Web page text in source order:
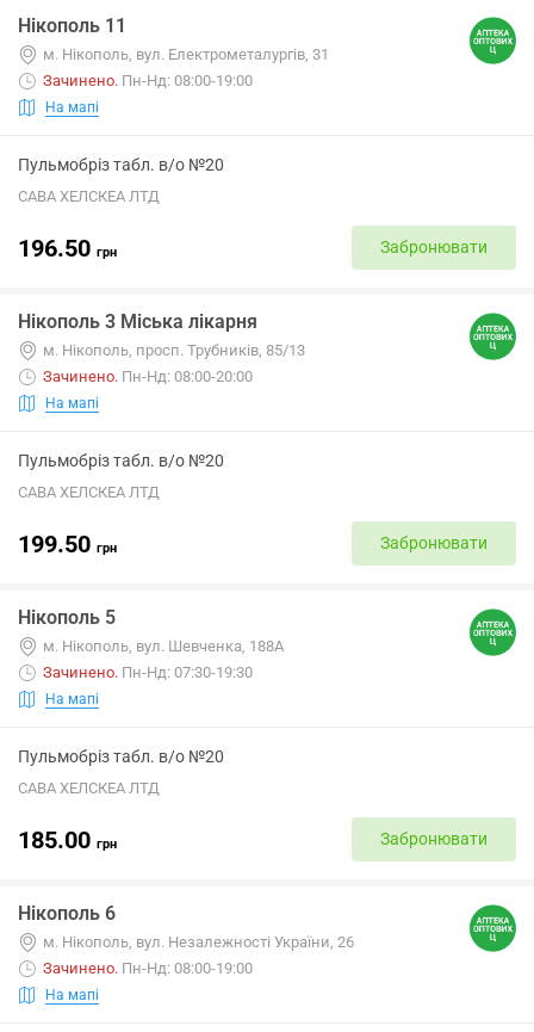
Нікополь 11
м. Нікополь, вул. Електрометалургів, 31
Зачинено. Пн-Нд: 08:00-19:00
На мапі
Пульмобріз табл. в/о №20
САВА ХЕЛСКЕА ЛТД
196.50 грн Забронювати
Нікополь 3 Міська лікарня
м. Нікополь, просп. Трубників, 85/13
Зачинено. Пн-Нд: 08:00-20:00
На мапі
Пульмобріз табл. в/о №20
САВА ХЕЛСКЕА ЛТД
199.50 грн Забронювати
Нікополь 5
м. Нікополь, вул. Шевченка, 188А
Зачинено. Пн-Нд: 07:30-19:30
На мапі
Пульмобріз табл. в/о №20
САВА ХЕЛСКЕА ЛТД
185.00 грн Забронювати
Нікополь 6
м. Нікополь, вул. Незалежності України, 26
Зачинено. Пн-Нд: 08:00-19:00
На мапі